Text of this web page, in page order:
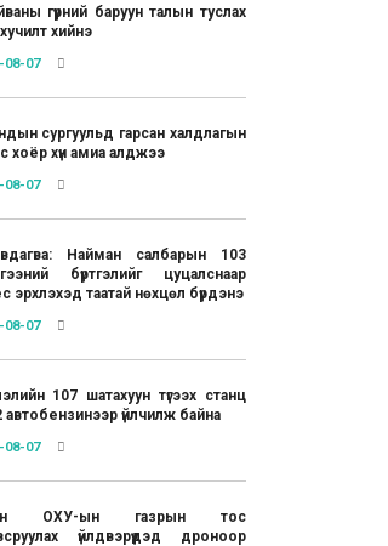
гүүрний баруун талын туслах
хийнэ
08-07
сургуульд гарсан халдлагын
хоёр хүн амиа алджээ
08-07
Найман салбарын 103
бүртгэлийг цуцалснаар
эрхлэхэд таатай нөхцөл бүрдэнэ
08-07
107 шатахуун түгээх станц
үйлчилж байна
08-07
ОХУ-ын газрын тос
үйлдвэрүүдэд дроноор